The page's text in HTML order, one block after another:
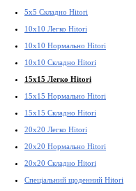
5x5 Складно Hitori
10x10 Легко Hitori
10x10 Нормально Hitori
10x10 Складно Hitori
15x15 Легко Hitori
15x15 Нормально Hitori
15x15 Складно Hitori
20x20 Легко Hitori
20x20 Нормально Hitori
20x20 Складно Hitori
Спеціальний щоденний Hitori